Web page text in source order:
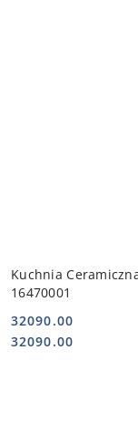
Kuchnia
16470001
Cena:
32090.00
Cena:
32090.00